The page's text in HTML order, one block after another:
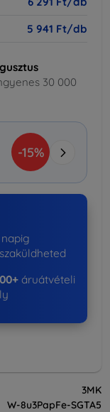
5 941 Ft/db
30 000
-15%
napig
áruátvételi
3MK
W-8u3PapFe-SGTA5